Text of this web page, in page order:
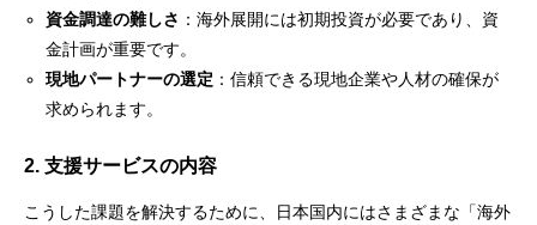
資金調達の難しさ ：海外展開には初期投資が必要であり、資
金計画が重要です。
現地パートナーの選定 ：信頼できる現地企業や人材の確保が
求められます。
2. 支援サービスの内容
こうした課題を解決するために、日本国内にはさまざまな「海外